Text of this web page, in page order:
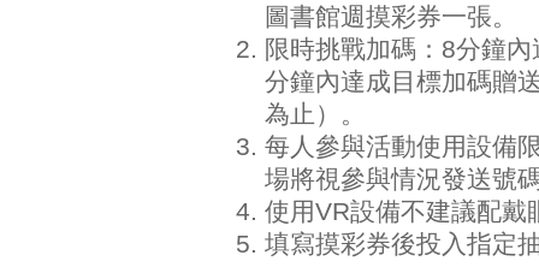
圖書館週摸彩券一張。
限時挑戰加碼：8分鐘
分鐘內達成目標加碼贈
為止）。
每人參與活動使用設備
場將視參與情況發送號
使用VR設備不建議配戴
填寫摸彩券後投入指定